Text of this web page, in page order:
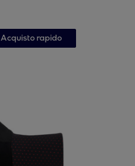
Acquisto rapido